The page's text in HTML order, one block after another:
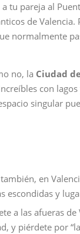
a tu pareja al
de Valencia.
normalmente
no, la Ciudad
con
singular
en
escondidas y
a las afueras
y piérdete por